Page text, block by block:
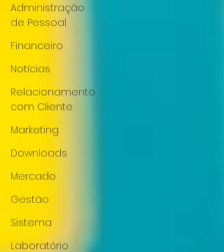
Administração
de Pessoal
Financeiro
Notícias
Relacionamento
com Cliente
Marketing
Downloads
Mercado
Gestão
Sistema
Laboratório